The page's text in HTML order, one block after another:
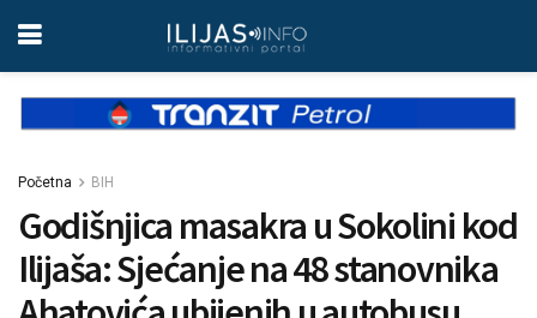
Početna BIH
Godišnjica masakra u Sokolini kod
Ilijaša: Sjećanje na 48 stanovnika